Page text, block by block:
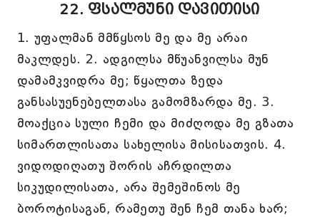
22. ფსალმუნი დავითისი
1. უფალმან მმწყსოს მე და მე არაი
მაკლდეს. 2. ადგილსა მწუანვილსა მუნ
დამამკვიდრა მე; წყალთა ზედა
განსასუენებელთასა გამომზარდა მე. 3.
მოაქცია სული ჩემი და მიძღოდა მე გზათა
სიმართლისათა სახელისა მისისათვის. 4.
ვიდოდიღათუ შორის აჩრდილთა
სიკუდილისათა, არა შემეშინოს მე
ბოროტისაგან, რამეთუ შენ ჩემ თანა ხარ;